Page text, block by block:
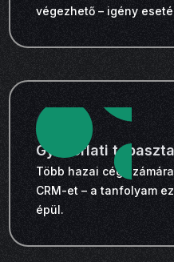
végezhető – igény
Gyakorlati
Több hazai cég
CRM-et – a tanfolyam
épül.